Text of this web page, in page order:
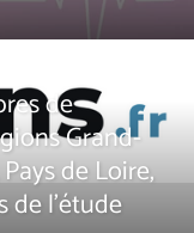
de
Grand-
de Loire,
de l’étude